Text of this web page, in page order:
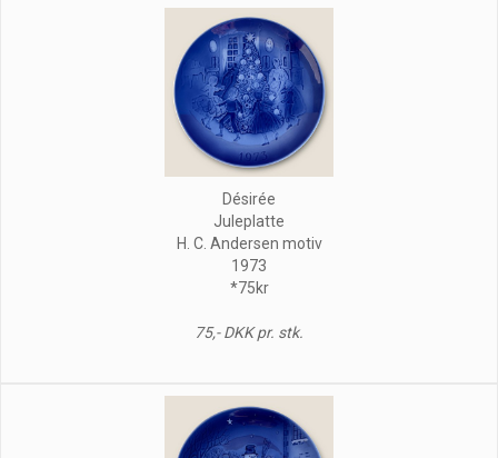
Désirée
Juleplatte
H. C. Andersen motiv
1973
*75kr
75,- DKK pr. stk.